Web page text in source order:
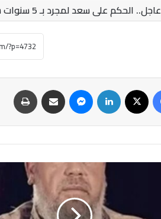
عاجل.. الحكم على سعد لمجرد بـ 5 سنوات سجنا بتهمة اغتصاب نادلة
فيسبوك لينكدإن ماسنجر مشاركة عبر البريد